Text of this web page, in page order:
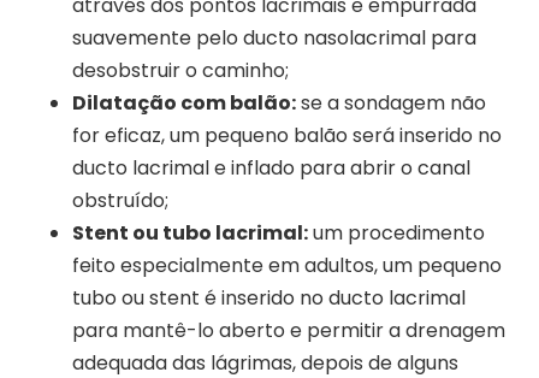
suavemente pelo ducto nasolacrimal para
desobstruir o caminho;
Dilatação com balão:se a sondagem não
for eficaz, um pequeno balão será inserido no
ducto lacrimal e inflado para abrir o canal
obstruído;
Stent ou tubo lacrimal:um procedimento
feito especialmente em adultos, um pequeno
tubo ou stent é inserido no ducto lacrimal
para mantê-lo aberto e permitir a drenagem
adequada das lágrimas, depois de alguns